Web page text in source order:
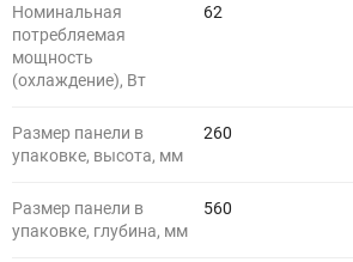
Номинальная
потребляемая
мощность
(охлаждение), Вт
62
Размер панели в
упаковке, высота, мм
260
Размер панели в
упаковке, глубина, мм
560